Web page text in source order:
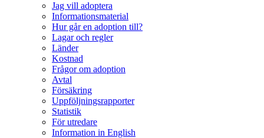
Jag vill adoptera
Informationsmaterial
Hur går en adoption till?
Lagar och regler
Länder
Kostnad
Frågor om adoption
Avtal
Försäkring
Uppföljningsrapporter
Statistik
För utredare
Information in English